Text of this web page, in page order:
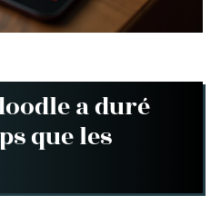
a duré
que les